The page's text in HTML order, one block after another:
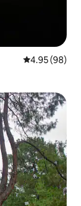
レビュー98
4.95 (98)